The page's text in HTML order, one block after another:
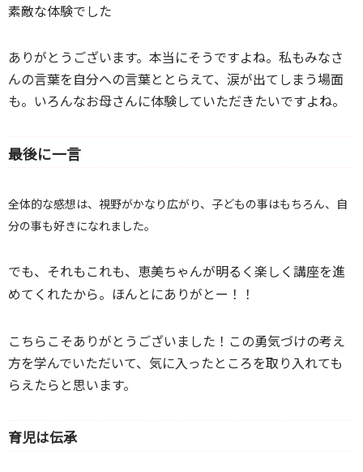
素敵な体験でした
ありがとうございます。本当にそうですよね。私もみなさ
んの言葉を自分への言葉ととらえて、涙が出てしまう場面
も。いろんなお母さんに体験していただきたいですよね。
最後に一言
全体的な感想は、視野がかなり広がり、子どもの事はもちろん、自
分の事も好きになれました。
でも、それもこれも、恵美ちゃんが明るく楽しく講座を進
めてくれたから。 ほんとにありがとー！！
こちらこそありがとうございました！この勇気づけの考え
方を学んでいただいて、気に入ったところを取り入れても
らえたらと思います。
育児は伝承